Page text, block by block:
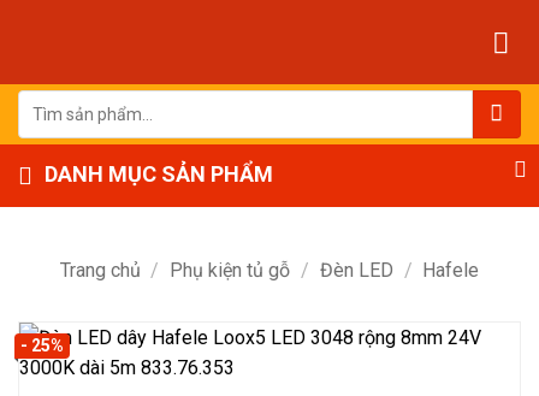
dung
Tìm
kiếm:
DANH MỤC SẢN PHẨM
Trang chủ / Phụ kiện tủ gỗ / Đèn LED / Hafele
- 25%